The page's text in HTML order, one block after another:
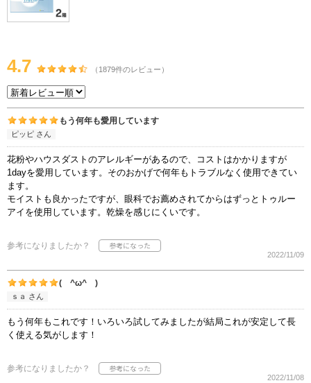
4.7 （1879件のレビュー）
もう何年も愛用しています
ピッピ さん
花粉やハウスダストのアレルギーがあるので、コストはかかりますが
1dayを愛用しています。そのおかげで何年もトラブルなく使用できてい
ます。
モイストも良かったですが、眼科でお薦めされてからはずっとトゥルー
アイを使用しています。乾燥を感じにくいです。
参考になりましたか？
2022/11/09
( ^ω^ )
ｓａ さん
もう何年もこれです！いろいろ試してみましたが結局これが安定して長
く使える気がします！
参考になりましたか？
2022/11/08